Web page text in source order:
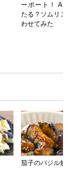
ーポート！ AI
たる？ソムリ
わせてみた
茄子のバジル炒